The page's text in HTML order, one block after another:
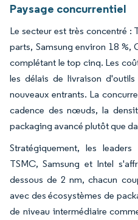
Paysage concurrentiel
Le secteur est très concentré :
parts, Samsung environ 18 %,
complétant le top cinq. Les
les délais de livraison
nouveaux entrants. La
cadence des nœuds, la
packaging avancé plutôt que
Stratégiquement, les
TSMC, Samsung et Intel
dessous de 2 nm, chacun
avec des écosystèmes de
de niveau intermédiaire